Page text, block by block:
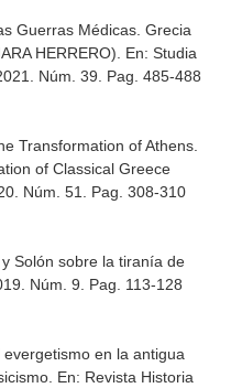
Guerras Médicas. Grecia
HERRERO). En: Studia
2021. Núm. 39. Pag. 485-488
Transformation of Athens.
of Classical Greece
Núm. 51. Pag. 308-310
Solón sobre la tiranía de
Núm. 9. Pag. 113-128
en la antigua
En: Revista Historia